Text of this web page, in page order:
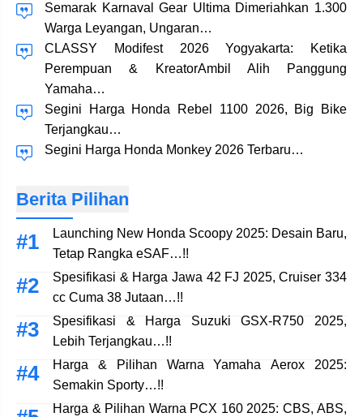
Semarak Karnaval Gear Ultima Dimeriahkan 1.300
Warga Leyangan, Ungaran…
CLASSY Modifest 2026 Yogyakarta: Ketika
Perempuan & KreatorAmbil Alih Panggung
Yamaha…
Segini Harga Honda Rebel 1100 2026, Big Bike
Terjangkau…
Segini Harga Honda Monkey 2026 Terbaru…
Berita Pilihan
Launching New Honda Scoopy 2025: Desain Baru,
Tetap Rangka eSAF…!!
Spesifikasi & Harga Jawa 42 FJ 2025, Cruiser 334
cc Cuma 38 Jutaan…!!
Spesifikasi & Harga Suzuki GSX-R750 2025,
Lebih Terjangkau…!!
Harga & Pilihan Warna Yamaha Aerox 2025:
Semakin Sporty…!!
Harga & Pilihan Warna PCX 160 2025: CBS, ABS,